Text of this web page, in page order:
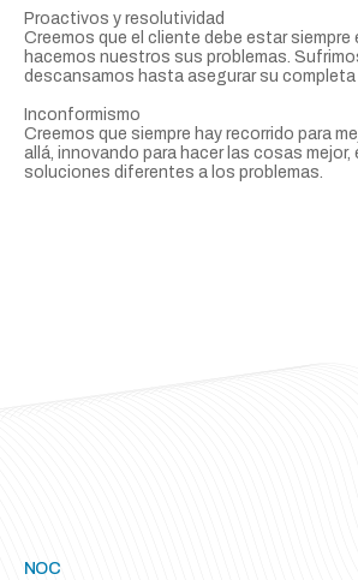
Proactivos y resolutividad
Creemos que el cliente debe estar siempre
hacemos nuestros sus problemas.
descansamos hasta asegurar su
Inconformismo
Creemos que siempre hay recorrido para
allá, innovando para hacer las cosas
soluciones diferentes a los problemas.
NOC